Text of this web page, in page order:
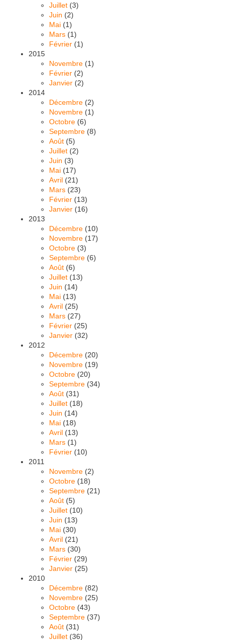
Juillet (3)
Juin (2)
Mai (1)
Mars (1)
Février (1)
2015
Novembre (1)
Février (2)
Janvier (2)
2014
Décembre (2)
Novembre (1)
Octobre (6)
Septembre (8)
Août (5)
Juillet (2)
Juin (3)
Mai (17)
Avril (21)
Mars (23)
Février (13)
Janvier (16)
2013
Décembre (10)
Novembre (17)
Octobre (3)
Septembre (6)
Août (6)
Juillet (13)
Juin (14)
Mai (13)
Avril (25)
Mars (27)
Février (25)
Janvier (32)
2012
Décembre (20)
Novembre (19)
Octobre (20)
Septembre (34)
Août (31)
Juillet (18)
Juin (14)
Mai (18)
Avril (13)
Mars (1)
Février (10)
2011
Novembre (2)
Octobre (18)
Septembre (21)
Août (5)
Juillet (10)
Juin (13)
Mai (30)
Avril (21)
Mars (30)
Février (29)
Janvier (25)
2010
Décembre (82)
Novembre (25)
Octobre (43)
Septembre (37)
Août (31)
Juillet (36)